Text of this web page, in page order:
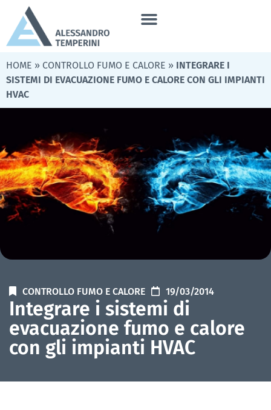
HOME » CONTROLLO FUMO E CALORE » INTEGRARE I
SISTEMI DI EVACUAZIONE FUMO E CALORE CON GLI IMPIANTI
HVAC
CONTROLLO FUMO E CALORE 19/03/2014
Integrare i sistemi di
evacuazione fumo e calore
con gli impianti HVAC